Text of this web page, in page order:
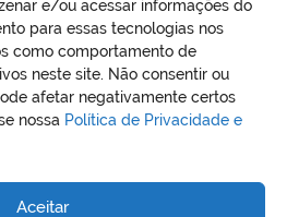
e/ou acessar informações do
para essas tecnologias nos
como comportamento de
neste site. Não consentir ou
afetar negativamente certos
nossa Política de Privacidade e
Aceitar